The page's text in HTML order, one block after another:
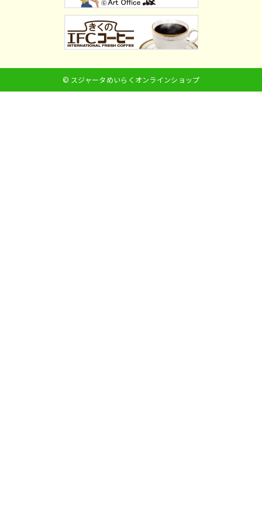
© スジャータめいらくオンラインショップ